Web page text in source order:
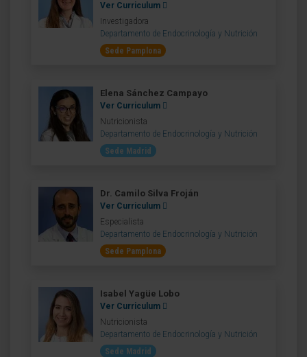
Ver Curriculum
Investigadora
Departamento de Endocrinología y Nutrición
Sede Pamplona
Elena Sánchez Campayo
Ver Curriculum
Nutricionista
Departamento de Endocrinología y Nutrición
Sede Madrid
Dr. Camilo Silva Froján
Ver Curriculum
Especialista
Departamento de Endocrinología y Nutrición
Sede Pamplona
Isabel Yagüe Lobo
Ver Curriculum
Nutricionista
Departamento de Endocrinología y Nutrición
Sede Madrid